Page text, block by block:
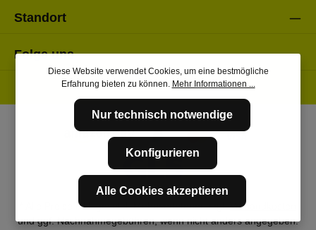
Standort
Folge uns
* Alle Preise inkl. gesetzl. Mehrwertsteuer zzgl.Versandkosten
und ggf. Nachnahmegebühren, wenn nicht anders angegeben.
Diese Website verwendet Cookies, um eine bestmögliche
Erfahrung bieten zu können. Mehr Informationen ...
Nur technisch notwendige
Konfigurieren
Alle Cookies akzeptieren